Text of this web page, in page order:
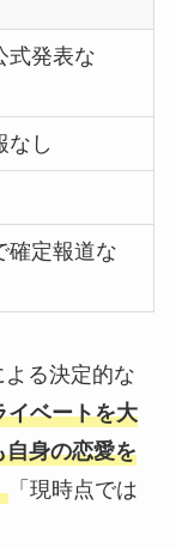
式発表な
なし
確定報道な
る決定的な
イベートを大
自身の恋愛を
「現時点では